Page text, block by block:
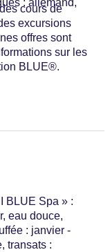
cours de
excursions
offres sont
sur les
BLUE®.
: allemand,
BLUE Spa » :
eau douce,
: janvier -
transats :